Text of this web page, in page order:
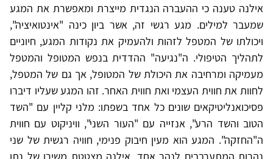
אילנה טענה כי ההעברה הנגדית מייצרת ומאפשרת את המגע
שמעבר למילים. מגע רגשי זה, אשר ביון כינה "אינטואיציה",
ויכולתו של המטפל לזהות ולהעמיק את נקודות המגע, חיוניים
לתהליך הטיפולי. ה"נגיעה" ההדדית בנפש המטופל והמטפל
מעמיקה ומרחיבה את היכולת של המטופל, אך גם של המטפל,
לחוות את חווית העצמי ואת חווית האחר. זהו המגע שעליו דיברו
פסיכואנליטיקאים שונים כל אחד בשפתו: מלני קליין עם "השד
הטוב והשד הרע", אנזייה עם "העור השני", וויניקוט עם חווית
ה"החזקה". המגע הוא מעין חיבוק פנימי, חוויה רגשית של שני
נהרות המתערבבים לנהר אחד. אילנה מצטטת משירו של נתן